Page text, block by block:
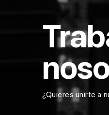
¿Quieres unirte a